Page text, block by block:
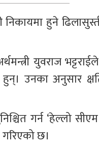
हुने
युवराज
उनका अनुसार
गर्न ‘हेल्लो सीएम
छ।